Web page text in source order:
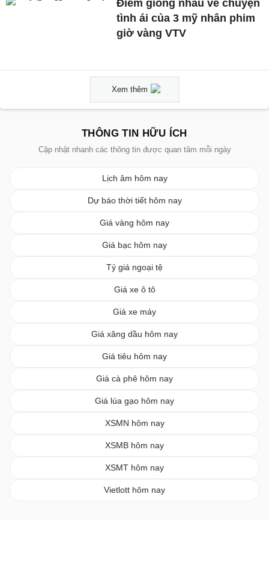
Điểm giống nhau về chuyện
tình ái của 3 mỹ nhân phim
giờ vàng VTV
Xem thêm
THÔNG TIN HỮU ÍCH
Cập nhật nhanh các thông tin được quan tâm mỗi ngày
Lịch âm hôm nay
Dự báo thời tiết hôm nay
Giá vàng hôm nay
Giá bạc hôm nay
Tỷ giá ngoại tệ
Giá xe ô tô
Giá xe máy
Giá xăng dầu hôm nay
Giá tiêu hôm nay
Giá cà phê hôm nay
Giá lúa gạo hôm nay
XSMN hôm nay
XSMB hôm nay
XSMT hôm nay
Vietlott hôm nay